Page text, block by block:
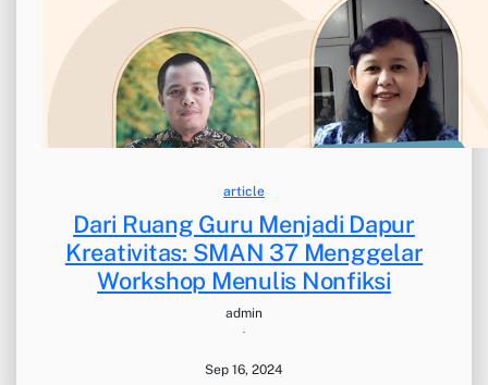
article
Dari Ruang Guru Menjadi Dapur
Kreativitas: SMAN 37 Menggelar
Workshop Menulis Nonfiksi
admin
·
Sep 16, 2024